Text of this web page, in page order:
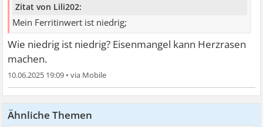
Zitat von Lili202:
Mein Ferritinwert ist niedrig;
Wie niedrig ist niedrig? Eisenmangel kann Herzrasen
machen.
10.06.2025 19:09 •
Ähnliche Themen